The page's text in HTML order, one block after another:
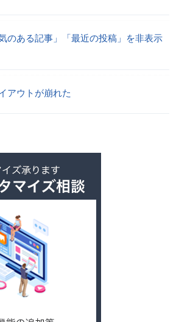
のある記事」「最近の投稿」を非表示
アウトが崩れた